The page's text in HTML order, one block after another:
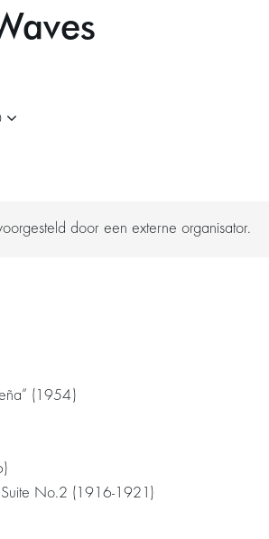
door een externe organisator.
(1954)
Suite No.2 (1916-1921)